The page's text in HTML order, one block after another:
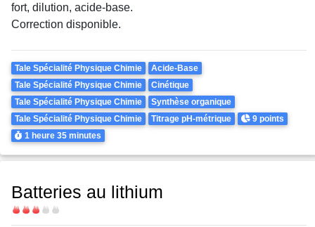
fort, dilution, acide-base.
Correction disponible.
Theme
Tale Spécialité Physique Chimie
Acide-Base
Tale Spécialité Physique Chimie
Cinétique
Tale Spécialité Physique Chimie
Synthèse organique
Tale Spécialité Physique Chimie
Titrage pH-métrique Points
9 points
Durée
1 heure 35 minutes
Batteries au lithium
Difficulté